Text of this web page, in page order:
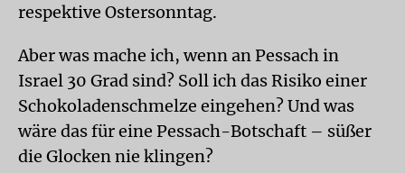
respektive Ostersonntag.
Aber was mache ich, wenn an Pessach in
Israel 30 Grad sind? Soll ich das Risiko einer
Schokoladenschmelze eingehen? Und was
wäre das für eine Pessach-Botschaft – süßer
die Glocken nie klingen?